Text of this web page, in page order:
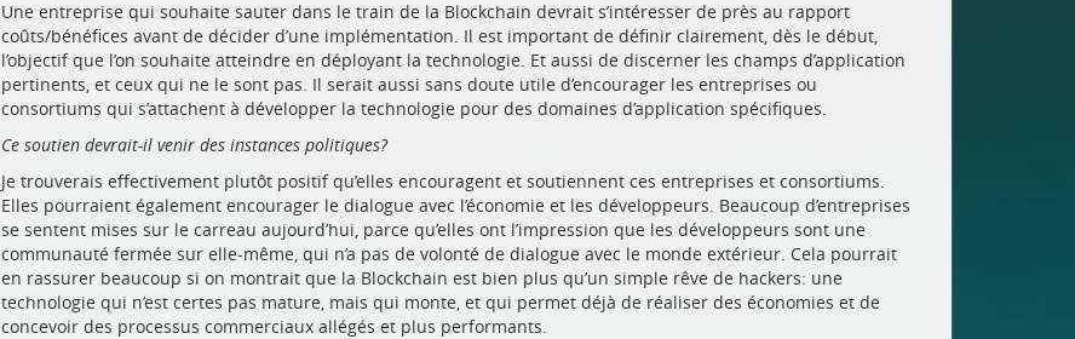
Une entreprise qui souhaite sauter dans le train de la Blockchain devrait s’intéresser de près au rapport
coûts/bénéfices avant de décider d’une implémentation. Il est important de définir clairement, dès le début,
l’objectif que l’on souhaite atteindre en déployant la technologie. Et aussi de discerner les champs d’application
pertinents, et ceux qui ne le sont pas. Il serait aussi sans doute utile d’encourager les entreprises ou
consortiums qui s’attachent à développer la technologie pour des domaines d’application spécifiques.
Ce soutien devrait-il venir des instances politiques?
Je trouverais effectivement plutôt positif qu’elles encouragent et soutiennent ces entreprises et consortiums.
Elles pourraient également encourager le dialogue avec l’économie et les développeurs. Beaucoup d’entreprises
se sentent mises sur le carreau aujourd’hui, parce qu’elles ont l’impression que les développeurs sont une
communauté fermée sur elle-même, qui n’a pas de volonté de dialogue avec le monde extérieur. Cela pourrait
en rassurer beaucoup si on montrait que la Blockchain est bien plus qu’un simple rêve de hackers: une
technologie qui n’est certes pas mature, mais qui monte, et qui permet déjà de réaliser des économies et de
concevoir des processus commerciaux allégés et plus performants.